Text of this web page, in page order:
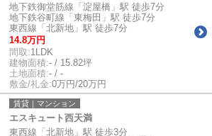
地下鉄御堂筋線「淀屋橋」駅 徒歩7分
地下鉄谷町線「東梅田」駅 徒歩7分
東西線「北新地」駅 徒歩7分
14.8万円
間取:1LDK
建物面積:- / 15.82坪
土地面積:- / -
敷金/礼金:0万円/20万円
賃貸｜マンション
エスキュート西天満
東西線「北新地」駅 徒歩3分